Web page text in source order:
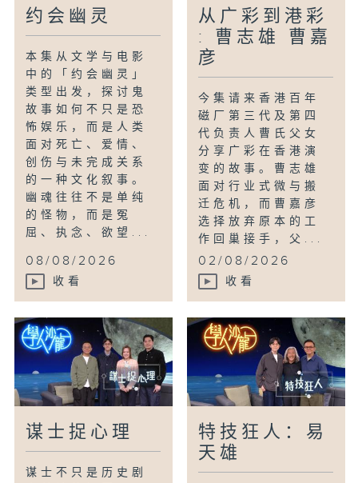
约会幽灵
本集从文学与电影
中的「约会幽灵」
类型出发，探讨鬼
故事如何不只是恐
怖娱乐，而是人类
面对死亡、爱情、
创伤与未完成关系
的一种文化叙事。
幽魂往往不是单纯
的怪物，而是冤
屈、执念、欲望...
08/08/2026
收看
从广彩到港彩
: 曹志雄 曹嘉
彦
今集请来香港百年
磁厂第三代及第四
代负责人曹氏父女
分享广彩在香港演
变的故事。曹志雄
面对行业式微与搬
迁危机，而曹嘉彦
选择放弃原本的工
作回巢接手，父...
02/08/2026
收看
谋士捉心理
谋士不只是历史剧
特技狂人：易
天雄